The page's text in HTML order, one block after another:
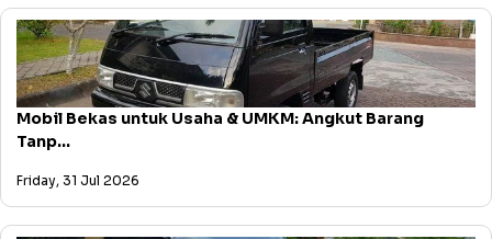
Mobil Bekas untuk Usaha & UMKM: Angkut Barang
Tanp...
Friday, 31 Jul 2026